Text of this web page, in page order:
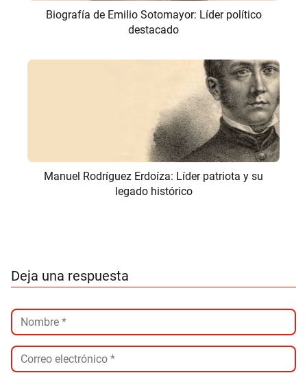
Biografía de Emilio Sotomayor: Líder político
destacado
Manuel Rodríguez Erdoíza: Líder patriota y su
legado histórico
Deja una respuesta